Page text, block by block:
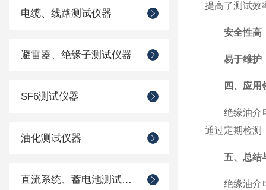
电缆、线路测试仪器
避雷器、绝缘子测试仪器
SF6测试仪器
油化测试仪器
直流系统、蓄电池测试仪器
提高了测试效
安全性高
易于维护
四、应用
绝缘油介电
通过定期检测
五、总结
绝缘油介电